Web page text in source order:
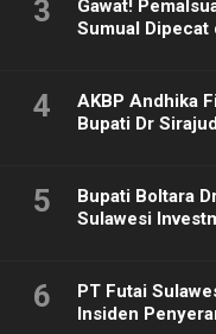
3
Gawat!
Sumual Dipecat
4
AKBP Andhika
Bupati Dr
5
Bupati Boltara
Sulawesi
6
PT Futai
Insiden